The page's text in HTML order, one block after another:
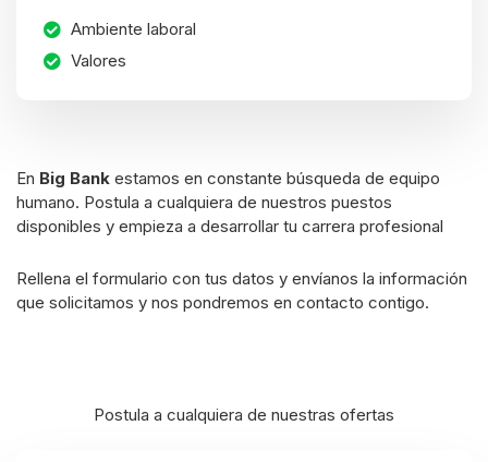
Ambiente laboral
Valores
En Big Bank estamos en constante búsqueda de equipo
humano. Postula a cualquiera de nuestros puestos
disponibles y empieza a desarrollar tu carrera profesional
Rellena el formulario con tus datos y envíanos la información
que solicitamos y nos pondremos en contacto contigo.
Postula a cualquiera de nuestras ofertas